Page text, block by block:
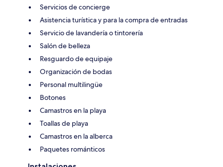
Servicios de concierge
Asistencia turística y para la compra de entradas
Servicio de lavandería o tintorería
Salón de belleza
Resguardo de equipaje
Organización de bodas
Personal multilingüe
Botones
Camastros en la playa
Toallas de playa
Camastros en la alberca
Paquetes románticos